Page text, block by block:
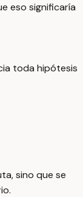
eso significaría
toda hipótesis
sino que se